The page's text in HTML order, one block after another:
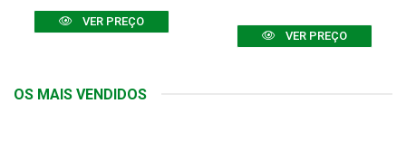
VER PREÇO
VER PREÇO
OS MAIS VENDIDOS